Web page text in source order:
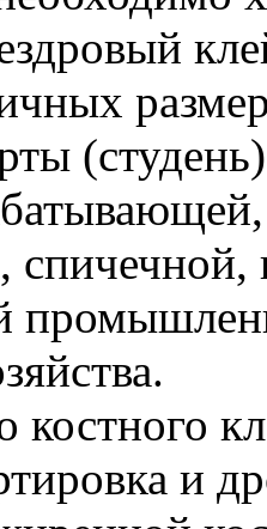
спичечной,
костного
и